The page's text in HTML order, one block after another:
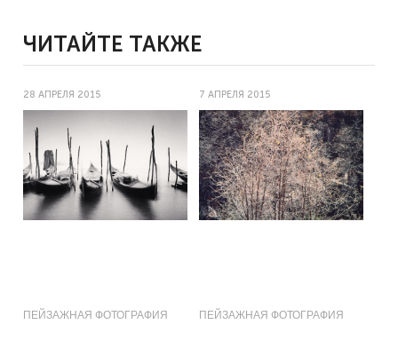
ЧИТАЙТЕ ТАКЖЕ
28 АПРЕЛЯ 2015
ПЕЙЗАЖНАЯ ФОТОГРАФИЯ
7 АПРЕЛЯ 2015
ПЕЙЗАЖНАЯ ФОТОГРАФИЯ